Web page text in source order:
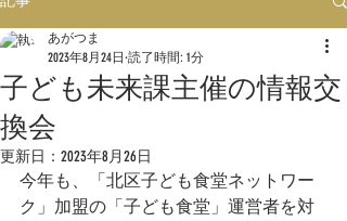
子ども未来課主催の情報交
換会
あがつま
2023年8月24日 読了時間: 1分
更新日： 2023年8月26日
今年も、「北区子ども食堂ネットワー
ク」加盟の「子ども食堂」運営者を対